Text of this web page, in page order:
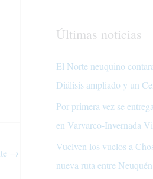
→
Últimas noticias
El Norte neuquino
Diálisis ampliado y un
Por primera vez se
en Varvarco-Invernada
Vuelven los vuelos a
nueva ruta entre